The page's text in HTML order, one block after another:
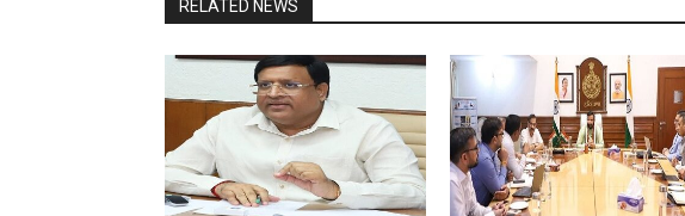
RELATED NEWS